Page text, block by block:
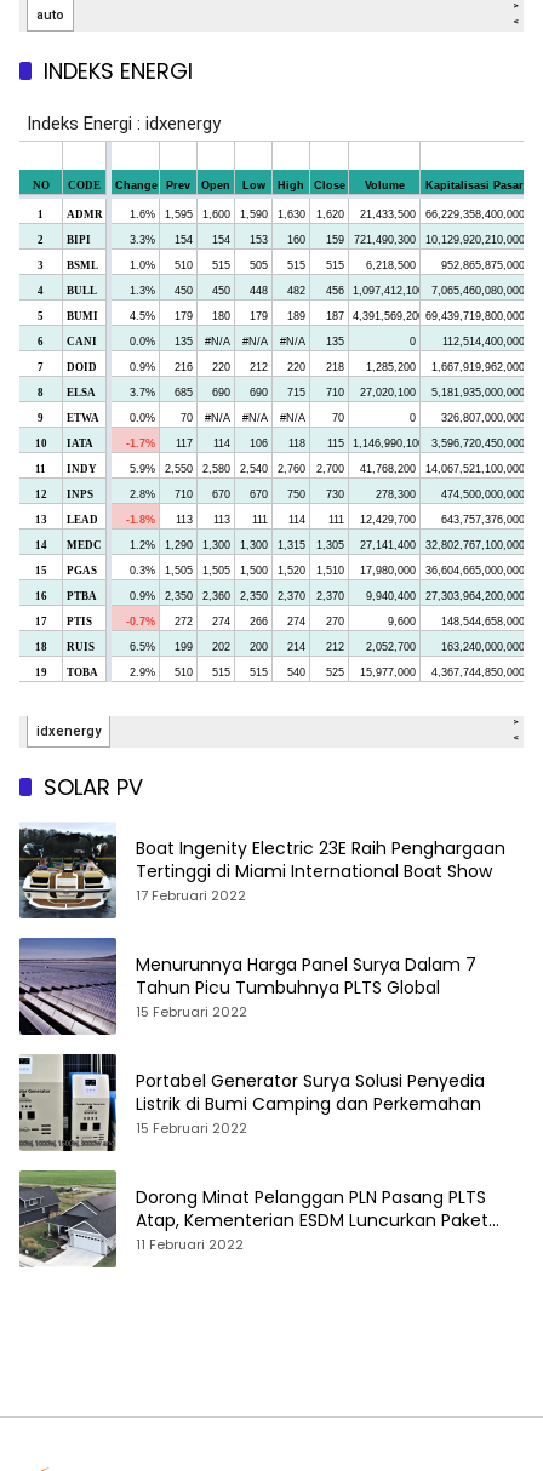
INDEKS ENERGI
SOLAR PV
Boat Ingenity Electric 23E Raih Penghargaan
Tertinggi di Miami International Boat Show
17 Februari 2022
Menurunnya Harga Panel Surya Dalam 7
Tahun Picu Tumbuhnya PLTS Global
15 Februari 2022
Portabel Generator Surya Solusi Penyedia
Listrik di Bumi Camping dan Perkemahan
15 Februari 2022
Dorong Minat Pelanggan PLN Pasang PLTS
Atap, Kementerian ESDM Luncurkan Paket
Hibah SEF
11 Februari 2022